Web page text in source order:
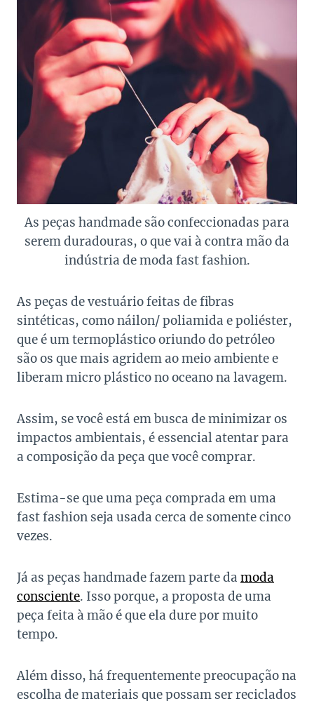
As peças handmade são confeccionadas para
serem duradouras, o que vai à contra mão da
indústria de moda fast fashion.
As peças de vestuário feitas de fibras
sintéticas, como náilon/ poliamida e poliéster,
que é um termoplástico oriundo do petróleo
são os que mais agridem ao meio ambiente e
liberam micro plástico no oceano na lavagem.
Assim, se você está em busca de minimizar os
impactos ambientais, é essencial atentar para
a composição da peça que você comprar.
Estima-se que uma peça comprada em uma
fast fashion seja usada cerca de somente cinco
vezes.
Já as peças handmade fazem parte da moda
consciente. Isso porque, a proposta de uma
peça feita à mão é que ela dure por muito
tempo.
Além disso, há frequentemente preocupação na
escolha de materiais que possam ser reciclados